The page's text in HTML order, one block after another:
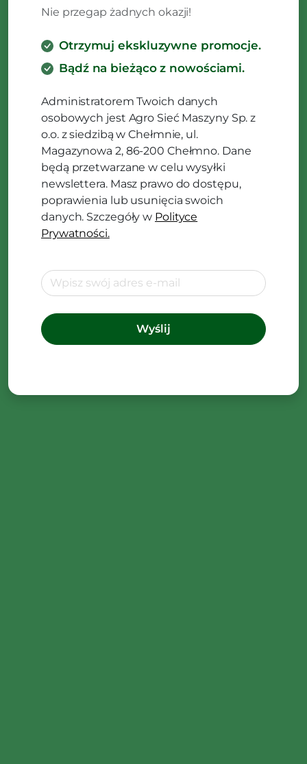
Nie przegap żadnych okazji!
Otrzymuj ekskluzywne promocje.
Bądź na bieżąco z nowościami.
Administratorem Twoich danych
osobowych jest Agro Sieć Maszyny Sp. z
o.o. z siedzibą w Chełmnie, ul.
Magazynowa 2, 86-200 Chełmno. Dane
będą przetwarzane w celu wysyłki
newslettera. Masz prawo do dostępu,
poprawienia lub usunięcia swoich
danych. Szczegóły w Polityce
Prywatności.